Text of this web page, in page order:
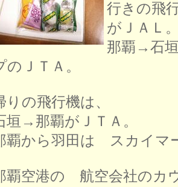
行きの飛
がＪＡＬ
那覇→石
のＪＴＡ。
りの飛行機は、
垣→那覇がＪＴＡ。
覇から羽田は スカイマ
覇空港の 航空会社のカ